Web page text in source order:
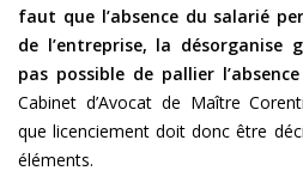
faut que l’absence du salarié
de l’entreprise, la désorganise
pas possible de pallier
Cabinet d’Avocat de Maître
que licenciement doit donc être
éléments.